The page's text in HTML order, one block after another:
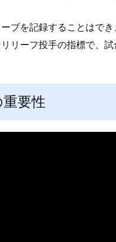
ブを記録することはでき
リーフ投手の指標で、
重要性